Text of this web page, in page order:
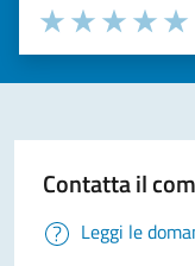
Valuta la chiarezza
Seleziona il
Valuta
Valuta 3
Valuta 2 stelle
Valuta 1 stelle su 5
Contatta il
Leggi le